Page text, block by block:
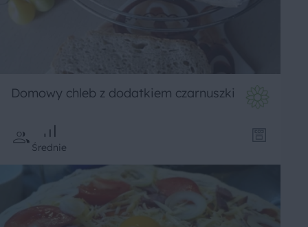
Domowy chleb z dodatkiem czarnuszki
Średnie